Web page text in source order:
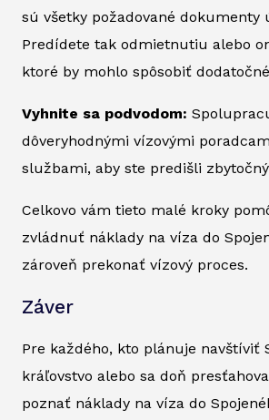
sú všetky požadované dokumenty
Predídete tak odmietnutiu alebo
ktoré by mohlo spôsobiť
Vyhnite sa podvodom:
dôveryhodnými vízovými
službami, aby ste predišli
Celkovo vám tieto malé kroky
zvládnuť náklady na víza do
zároveň prekonať vízový proces.
Záver
Pre každého, kto plánuje navštíviť
kráľovstvo alebo sa doň
poznať náklady na víza do